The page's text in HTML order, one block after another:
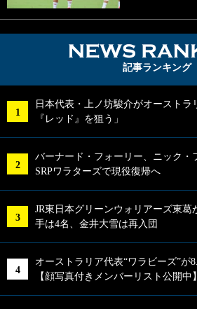
記事ランキング
日本代表・上ノ坊駿介がオーストラ
『レッド』を狙う」
バーナード・フォーリー、ニック・
SRPワラターズで現役復帰へ
JR東日本グリーンウォリアーズ東葛
手は4名、金井大雪は再入団
オーストラリア代表“ワラビーズ”が
【顔写真付きメンバーリスト公開中】